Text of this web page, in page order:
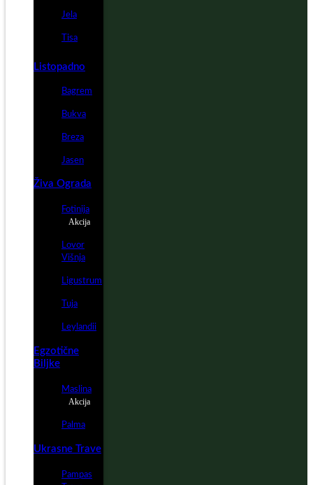
Jela
Tisa
Listopadno
Bagrem
Bukva
Breza
Jasen
Živa Ograda
Fotinija
Akcija
Lovor
Višnja
Ligustrum
Tuja
Leylandii
Egzotične
Biljke
Maslina
Akcija
Palma
Ukrasne Trave
Pampas